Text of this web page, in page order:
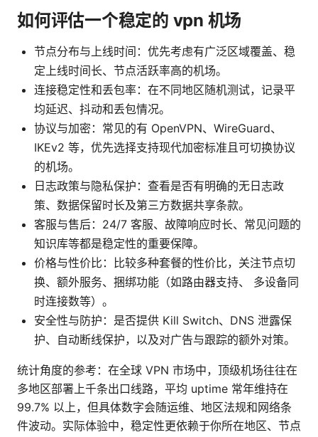
如何评估一个稳定的 vpn 机场
节点分布与上线时间：优先考虑有广泛区域覆盖、稳
定上线时间长、节点活跃率高的机场。
连接稳定性和丢包率：在不同地区随机测试，记录平
均延迟、抖动和丢包情况。
协议与加密：常见的有 OpenVPN、WireGuard、
IKEv2 等，优先选择支持现代加密标准且可切换协议
的机场。
日志政策与隐私保护：查看是否有明确的无日志政
策、数据保留时长及第三方数据共享条款。
客服与售后：24/7 客服、故障响应时长、常见问题的
知识库等都是稳定性的重要保障。
价格与性价比：比较多种套餐的性价比，关注节点切
换、额外服务、捆绑功能（如路由器支持、 多设备同
时连接数等）。
安全性与防护：是否提供 Kill Switch、DNS 泄露保
护、自动断线保护，以及对广告与跟踪的额外对策。
统计角度的参考：在全球 VPN 市场中，顶级机场往往在
多地区部署上千条出口线路，平均 uptime 常年维持在
99.7% 以上，但具体数字会随运维、地区法规和网络条
件波动。实际体验中，稳定性更依赖于你所在地区、节点